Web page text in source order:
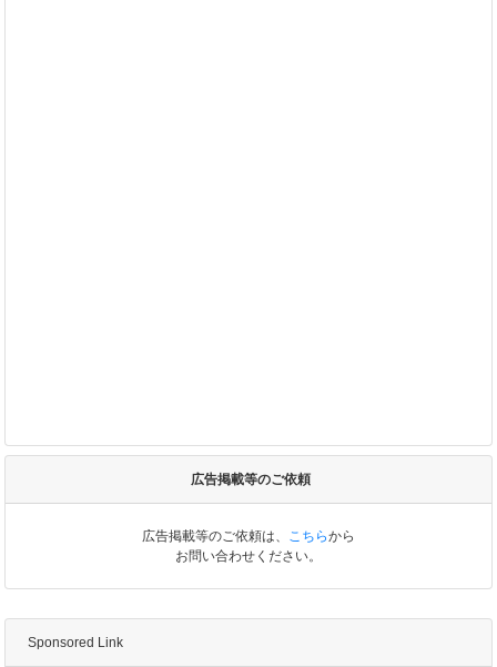
広告掲載等のご依頼
広告掲載等のご依頼は、 こちらから
お問い合わせください。
Sponsored Link